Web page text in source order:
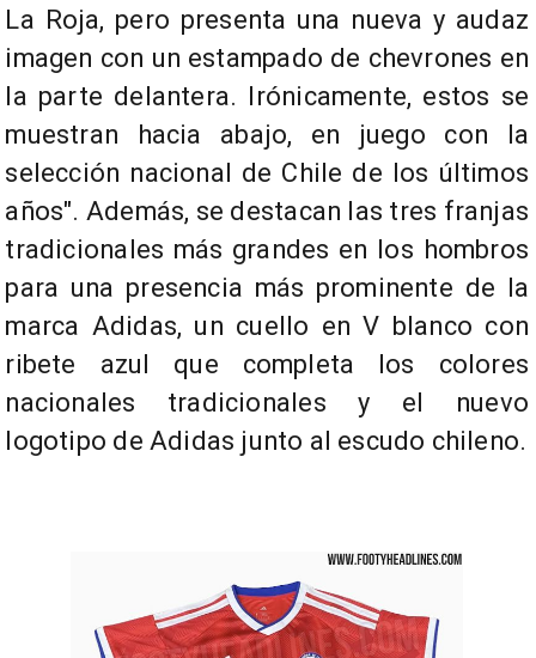
La Roja, pero presenta una nueva y audaz
imagen con un estampado de chevrones en
la parte delantera. Irónicamente, estos se
muestran hacia abajo, en juego con la
selección nacional de Chile de los últimos
años". Además, se destacan las tres franjas
tradicionales más grandes en los hombros
para una presencia más prominente de la
marca Adidas, un cuello en V blanco con
ribete azul que completa los colores
nacionales tradicionales y el nuevo
logotipo de Adidas junto al escudo chileno.